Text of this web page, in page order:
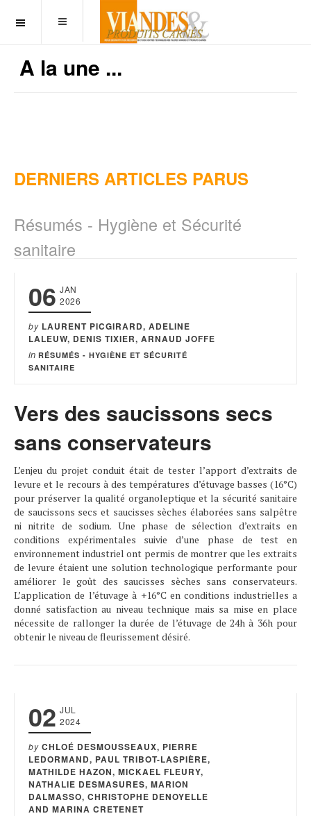
OFF CANVAS
A la une ...
DERNIERS ARTICLES PARUS
Résumés - Hygiène et Sécurité
sanitaire
06 JAN
2026
by LAURENT PICGIRARD, ADELINE
LALEUW, DENIS TIXIER, ARNAUD JOFFE
in RÉSUMÉS - HYGIÈNE ET SÉCURITÉ
SANITAIRE
Vers des saucissons secs
sans conservateurs
L’enjeu du projet conduit était de tester l’apport d’extraits de
levure et le recours à des températures d’étuvage basses (16°C)
pour préserver la qualité organoleptique et la sécurité sanitaire
de saucissons secs et saucisses sèches élaborées sans salpêtre
ni nitrite de sodium. Une phase de sélection d’extraits en
conditions expérimentales suivie d’une phase de test en
environnement industriel ont permis de montrer que les extraits
de levure étaient une solution technologique performante pour
améliorer le goût des saucisses sèches sans conservateurs.
L’application de l’étuvage à +16°C en conditions industrielles a
donné satisfaction au niveau technique mais sa mise en place
nécessite de rallonger la durée de l’étuvage de 24h à 36h pour
obtenir le niveau de fleurissement désiré.
02 JUL
2024
by CHLOÉ DESMOUSSEAUX, PIERRE
LEDORMAND, PAUL TRIBOT-LASPIÈRE,
MATHILDE HAZON, MICKAEL FLEURY,
NATHALIE DESMASURES, MARION
DALMASSO, CHRISTOPHE DENOYELLE
AND MARINA CRETENET